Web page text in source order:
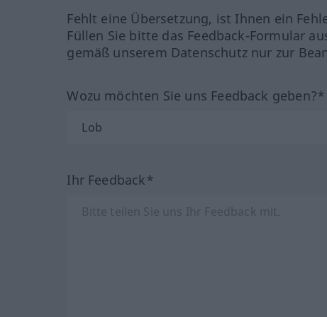
Fehlt eine Übersetzung, ist Ihnen ein
Füllen Sie bitte das Feedback-Formular
gemäß unserem Datenschutz nur zur
Wozu möchten Sie uns Feedback geben?*
Ihr Feedback*